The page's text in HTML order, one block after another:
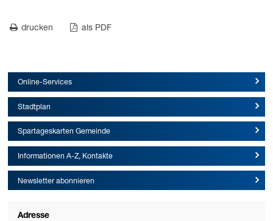
drucken als PDF
Online-Services
Stadtplan
Spartageskarten Gemeinde
Informationen A-Z, Kontakte
Newsletter abonnieren
Adresse